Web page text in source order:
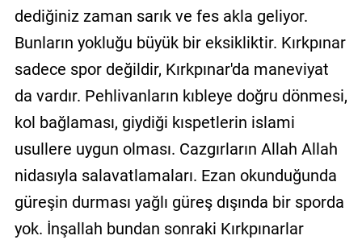
dediğiniz zaman sarık ve fes akla geliyor.
Bunların yokluğu büyük bir eksikliktir. Kırkpınar
sadece spor değildir, Kırkpınar'da maneviyat
da vardır. Pehlivanların kıbleye doğru dönmesi,
kol bağlaması, giydiği kıspetlerin islami
usullere uygun olması. Cazgırların Allah Allah
nidasıyla salavatlamaları. Ezan okunduğunda
güreşin durması yağlı güreş dışında bir sporda
yok. İnşallah bundan sonraki Kırkpınarlar